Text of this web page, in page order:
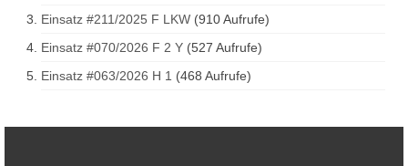
Gerätewagen Gefahrgut GW-G
GDekonP-LKW
Einsatz #211/2025 F LKW (910 Aufrufe)
Einsatz #070/2026 F 2 Y (527 Aufrufe)
Einsatz #063/2026 H 1 (468 Aufrufe)